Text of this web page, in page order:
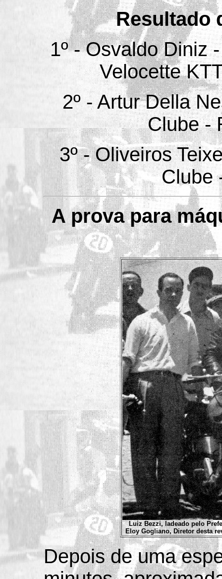
Resultado
1º - Osvaldo Diniz
Velocette
2º - Artur Della
Clube -
3º - Oliveiros
Clube
A prova para
Luiz Bezzi, ladeado pelo
Eloy Gogliano, Diretor desta
Depois de uma